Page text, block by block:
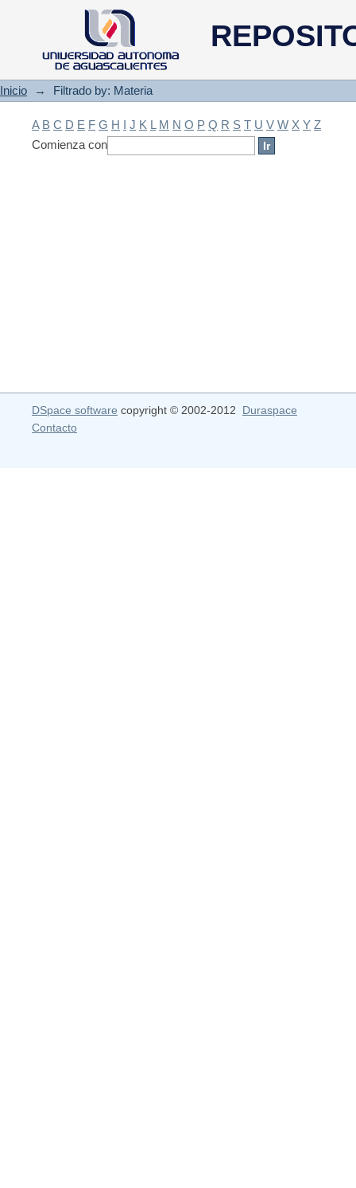
Filtrado by: Materia
Inicio → Filtrado by: Materia
A B C D E F G H I J K L M N O P Q R S T U V W X Y Z
Comienza con
DSpace software copyright © 2002-2012 Duraspace
Contacto